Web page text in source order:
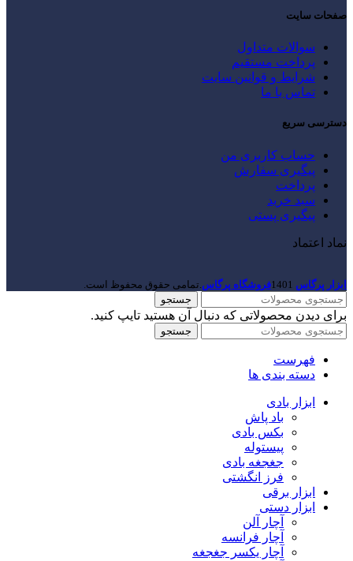
صفحات سایت
سوالات متداول
پرداخت مستقیم
شرایط و قوانین سایت
تماس با ما
دسترسی سریع
حساب کاربری من
پیگیری سفارش
پرداخت
سبد خرید
پیگیری پستی
نماد اعتماد
ابزار پرگاس 1401فروشگاه پرگاس .تمامی حقوق محفوظ است.
جستجو
برای دیدن محصولاتی که دنبال آن هستید تایپ کنید.
جستجو
فهرست
دسته بندی ها
ابزار بادی
باد پاش
بکس بادی
پیستوله
جغجغه بادی
فرز انگشتی
ابزار برقی
ابزار دستی
آچار آلن
آچار فرانسه
آچار یکسر جغجغه